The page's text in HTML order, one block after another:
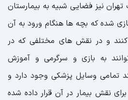
نیز فضایی شبیه به بیمارستان
شده که بچه ها هنگام ورود به آن
و در نقش های مختلفی که در
به بازی و سرگرمی و آموزش
تمامی وسایل پزشکی وجود دارد و
نقش بیمار در آن قرار داده شده